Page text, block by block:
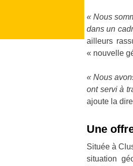
« Nous
dans un
ailleurs
« nouvelle
« Nous
ont servi à
ajoute la
Une
Située à
situation